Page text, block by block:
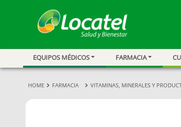
EQUIPOS MÉDICOS FARMACIA
FARMACIA VITAMINAS, MINERALES Y
3.